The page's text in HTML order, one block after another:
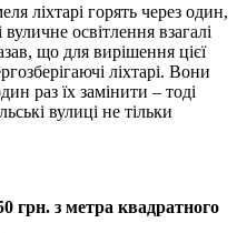
ліхтарі горять через один,
освітлення взагалі
що для вирішення цієї
ліхтарі. Вони
раз їх замінити – тоді
вулиці не тільки
грн. з метра квадратного